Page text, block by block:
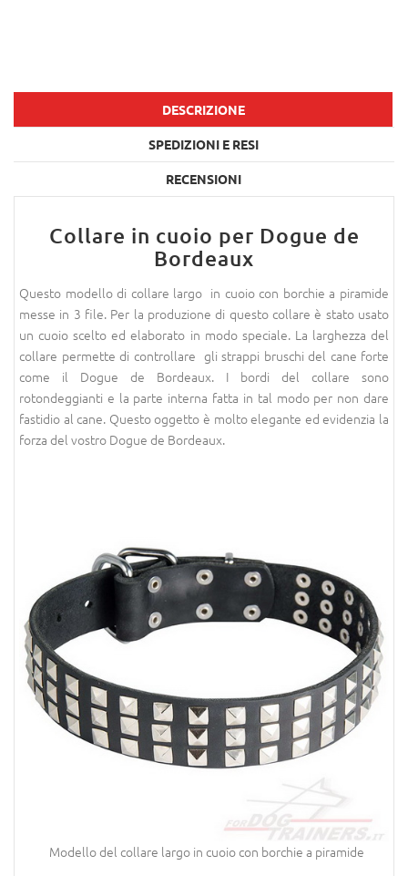
DESCRIZIONE
SPEDIZIONI E RESI
RECENSIONI
Collare in cuoio per Dogue de
Bordeaux
Questo modello di collare largo in cuoio con borchie a piramide
messe in 3 file. Per la produzione di questo collare è stato usato
un cuoio scelto ed elaborato in modo speciale. La larghezza del
collare permette di controllare gli strappi bruschi del cane forte
come il Dogue de Bordeaux. I bordi del collare sono
rotondeggianti e la parte interna fatta in tal modo per non dare
fastidio al cane. Questo oggetto è molto elegante ed evidenzia la
forza del vostro Dogue de Bordeaux.
Modello del collare largo in cuoio con borchie a piramide